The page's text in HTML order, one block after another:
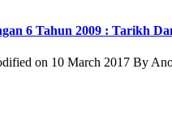
6 Tahun 2009 : Tarikh
on 10 March 2017 By